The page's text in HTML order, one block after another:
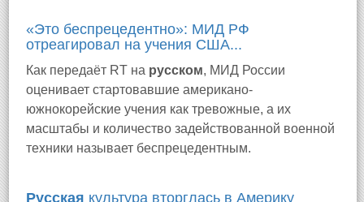
«Это беспрецедентно»: МИД РФ
отреагировал на учения США...
Как передаёт RT на русском, МИД России
оценивает стартовавшие американо-
южнокорейские учения как тревожные, а их
масштабы и количество задействованной военной
техники называет беспрецедентным.
Русская культура вторглась в Америку